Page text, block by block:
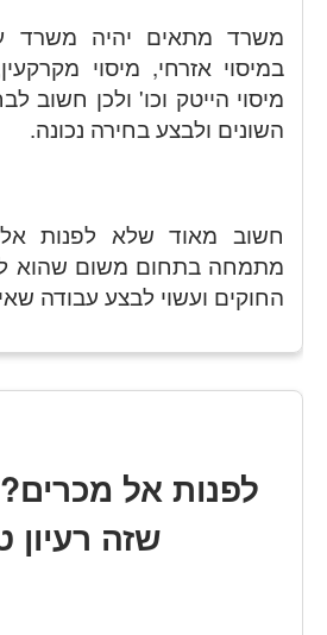
משרד מתאים יהיה משרד
במיסוי אזרחי, מיסוי
מיסוי הייטק וכו' ולכן חשוב
השונים ולבצע בחירה נכונה.
חשוב מאוד שלא לפנות אל
מתמחה בתחום משום שהוא
החוקים ועשוי לבצע עבודה
לפנות אל
שזה רעיון